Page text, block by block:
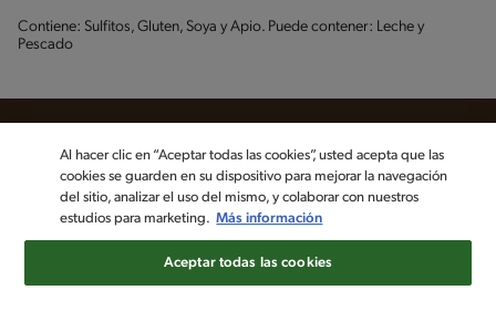
Contiene: Sulfitos, Gluten, Soya y Apio. Puede contener: Leche y
Pescado
Sigue a MAGGI en las redes sociales
S.A. Vevey (Suiza)
Al hacer clic en “Aceptar todas las cookies”, usted acepta que las
cookies se guarden en su dispositivo para mejorar la navegación
del sitio, analizar el uso del mismo, y colaborar con nuestros
estudios para marketing. Más información
Aceptar todas las cookies